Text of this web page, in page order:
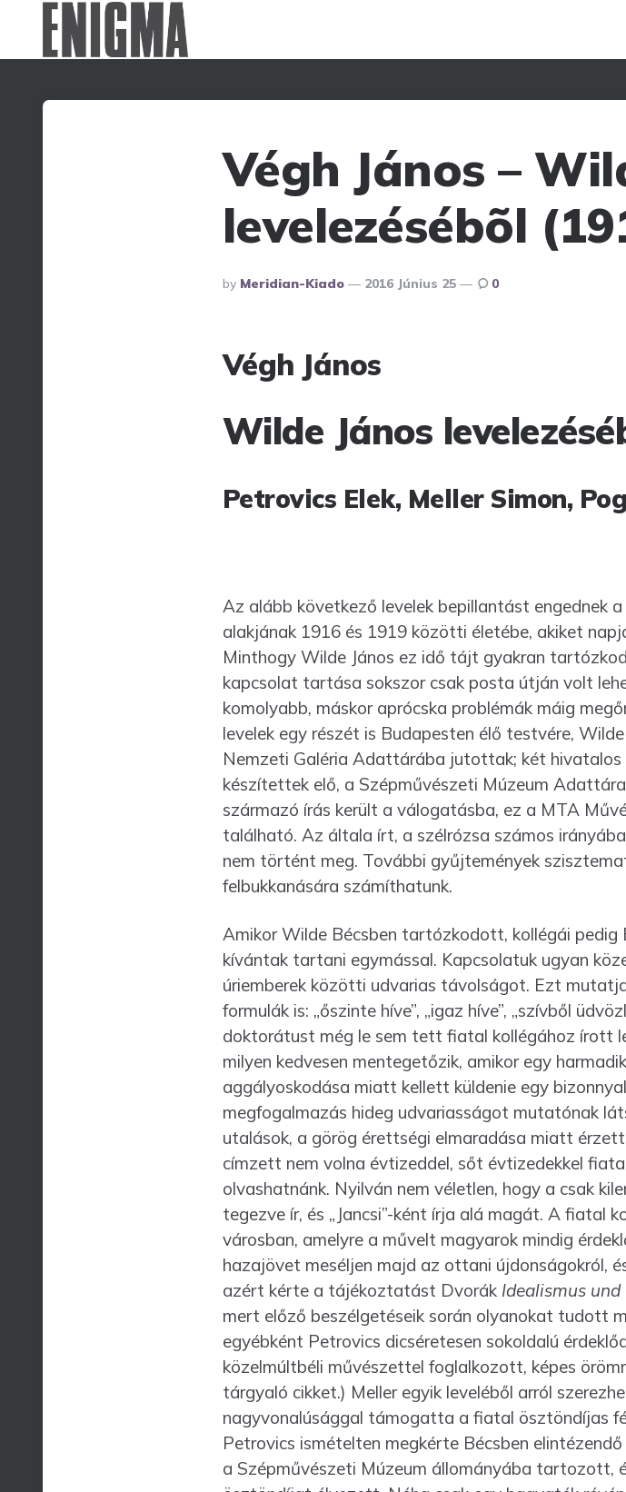
Végh János –
levelezésébõl
Posted
By
By Meridian-Kiado 2016 Június 25 0
Végh János
Wilde János
Petrovics Elek, Meller Simon,
Az alább következő levelek bepillantást engednek
alakjának 1916 és 1919 közötti életébe, akiket
Minthogy Wilde János ez idő tájt gyakran
kapcsolat tartása sokszor csak posta útján volt
komolyabb, máskor aprócska problémák máig
levelek egy részét is Budapesten élő testvére,
Nem­zeti Galéria Adattárába jutottak; két
készítettek elő, a Szépművészeti Múzeum
származó írás került a válogatásba, ez a MTA
található. Az általa írt, a szélrózsa számos
nem történt meg. További gyűjtemények
felbukkanására számíthatunk.
Amikor Wilde Bécsben tartózkodott, kollégái
kívántak tartani egymással. Kapcsolatuk ugyan
úriemberek közötti udvarias távolságot. Ezt
formulák is: „őszinte híve”, „igaz híve”, „szívből
doktorátust még le sem tett fiatal kollégához írott
milyen kedvesen mentegetőzik, amikor egy
aggályoskodása miatt kellett küldenie egy
megfogalmazás hideg udvariasságot mutatónak
utalások, a görög érettségi elmaradása miatt
címzett nem volna évtizeddel, sőt évtizedekkel
olvashatnánk. Nyilván nem véletlen, hogy a csak
tegezve ír, és „Jancsi”-ként írja alá magát. A fiatal
városban, amelyre a művelt magyarok mindig
hazajövet meséljen majd az ottani újdonságokról,
azért kérte a tájékoztatást Dvorák Idealismus
mert előző beszélgetéseik során olyanokat tudott
egyébként Petrovics dicsé­retesen sokoldalú
közel­múltbéli művészettel foglal­kozott, képes
tárgyaló cikket.) Meller egyik leveléből arról
nagyvonalúsággal támogatta a fiatal ösztön­díjas
Petrovics ismételten megkérte Bécsben
a Szépművészeti Múzeum állományába tartozott,